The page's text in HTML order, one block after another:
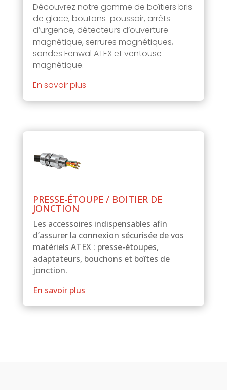
Découvrez notre gamme de boîtiers bris
de glace, boutons-poussoir, arrêts
d’urgence, détecteurs d’ouverture
magnétique, serrures magnétiques,
sondes Fenwal ATEX et ventouse
magnétique.
En savoir plus
PRESSE-ÉTOUPE / BOITIER DE
JONCTION
Les accessoires indispensables afin
d’assurer la connexion sécurisée de vos
matériels ATEX : presse-étoupes,
adaptateurs, bouchons et boîtes de
jonction.
En savoir plus